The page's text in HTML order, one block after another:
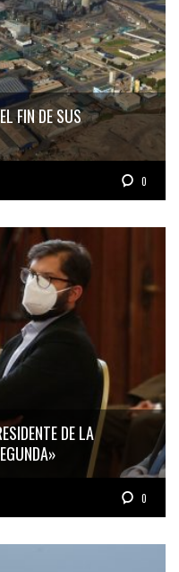
FIN DE SUS
0
DE LA
0